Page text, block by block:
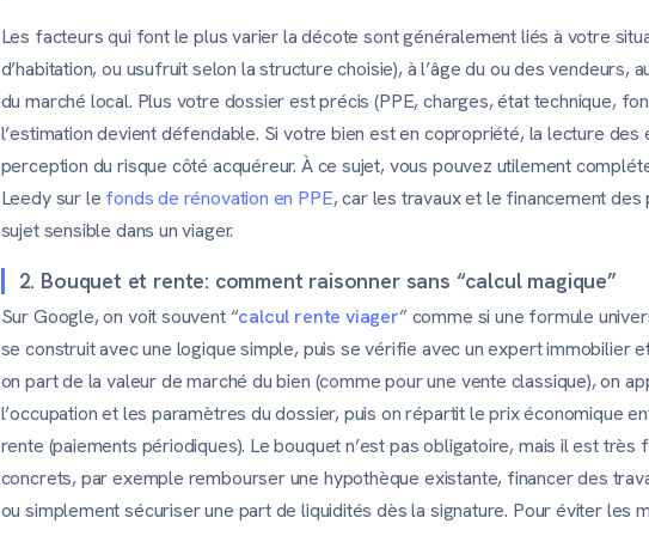
Les facteurs qui font le plus varier la décote sont généralement liés à votre
d’habitation, ou usufruit selon la structure choisie), à l’âge du ou des vendeurs,
du marché local. Plus votre dossier est précis (PPE, charges, état technique,
l’estimation devient défendable. Si votre bien est en copropriété, la lecture des
perception du risque côté acquéreur. À ce sujet, vous pouvez utilement
Leedy sur le fonds de rénovation en PPE, car les travaux et le financement
sujet sensible dans un viager.
2. Bouquet et rente: comment raisonner sans “calcul magique”
Sur Google, on voit souvent “calcul rente viager” comme si une formule
se construit avec une logique simple, puis se vérifie avec un expert immobilier
on part de la valeur de marché du bien (comme pour une vente classique), on
l’occupation et les paramètres du dossier, puis on répartit le prix économique
rente (paiements périodiques). Le bouquet n’est pas obligatoire, mais il est
concrets, par exemple rembourser une hypothèque existante, financer des
ou simplement sécuriser une part de liquidités dès la signature. Pour éviter les